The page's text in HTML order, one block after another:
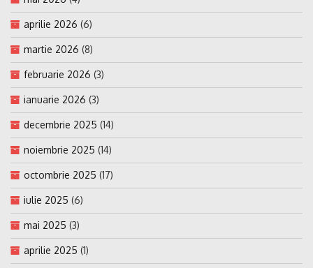
aprilie 2026 (6)
martie 2026 (8)
februarie 2026 (3)
ianuarie 2026 (3)
decembrie 2025 (14)
noiembrie 2025 (14)
octombrie 2025 (17)
iulie 2025 (6)
mai 2025 (3)
aprilie 2025 (1)